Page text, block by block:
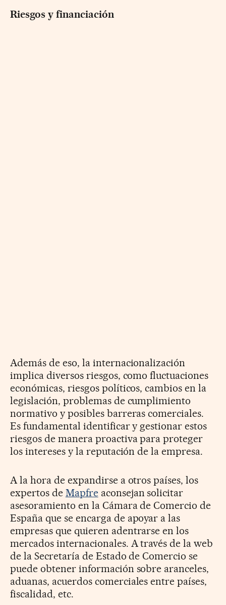
Riesgos y financiación
Además de eso, la internacionalización
implica diversos riesgos, como fluctuaciones
económicas, riesgos políticos, cambios en la
legislación, problemas de cumplimiento
normativo y posibles barreras comerciales.
Es fundamental identificar y gestionar estos
riesgos de manera proactiva para proteger
los intereses y la reputación de la empresa.
A la hora de expandirse a otros países, los
expertos de Mapfreaconsejan solicitar
asesoramiento en la Cámara de Comercio de
España que se encarga de apoyar a las
empresas que quieren adentrarse en los
mercados internacionales. A través de la web
de la Secretaría de Estado de Comercio se
puede obtener información sobre aranceles,
aduanas, acuerdos comerciales entre países,
fiscalidad, etc.